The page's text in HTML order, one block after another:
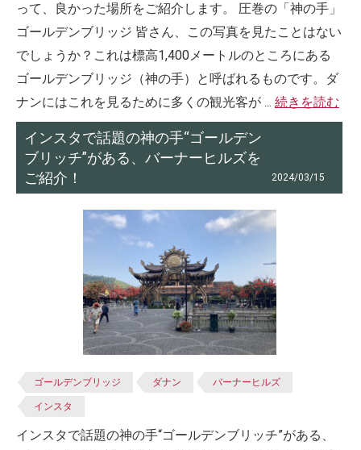
って、良かった場所をご紹介します。 圧巻の「神の手」
ゴールデンブリッジ 皆さん、この写真を見たことはない
でしょうか？これは標高1,400メートルのところにある
ゴールデンブリッジ（神の手）と呼ばれるものです。ダ
ナンにはこれを見るために多くの観光客が ... 続きを読む
インスタで話題の神の手“ゴールデン
ブリッチ”がある、バーナーヒルズを
ご紹介！
2024/03/15
ゴールデンブリッジ ダナン バーナーヒルズ
インスタ
インスタで話題の神の手“ゴールデンブリッチ”がある、